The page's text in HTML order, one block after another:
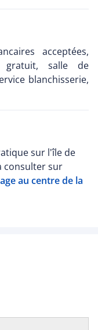
acceptées,
gratuit, salle de
blanchisserie,
sur l'île de
consulter sur
au centre de la